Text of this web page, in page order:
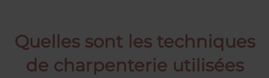
Quelles sont les techniques
de charpenterie utilisées